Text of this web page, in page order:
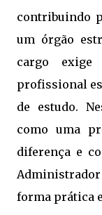
contribuindo
um órgão
cargo
profissional
de estudo.
como uma
diferença e
forma prática